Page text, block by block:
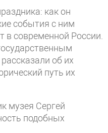
как он
события с ним
в современной России.
об их
путь их
музея Сергей
подобных